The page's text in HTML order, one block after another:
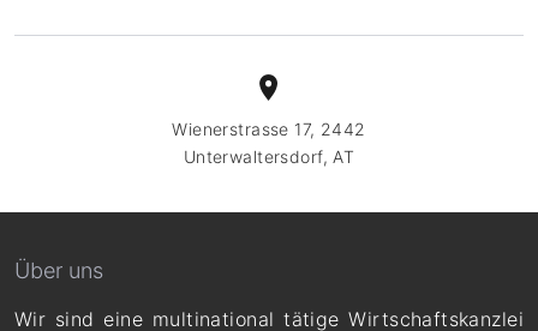
Wienerstrasse 17, 2442
Unterwaltersdorf, AT
Über uns
Wir sind eine multinational tätige Wirtschaftskanzlei